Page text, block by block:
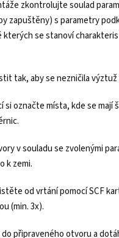
zkontrolujte soulad
zapuštěny) s parametry
kterých se stanoví
tak, aby se nezničila výztuž
si označte místa, kde se mají
v souladu se zvolenými
k zemi.
od vrtání pomocí SCF
(min. 3x).
připraveného otvoru a